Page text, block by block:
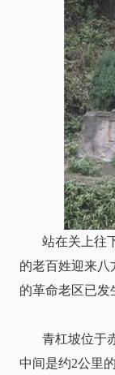
站在关上往下
的老百姓迎来八
的革命老区已发
青杠坡位于赤
中间是约2公里